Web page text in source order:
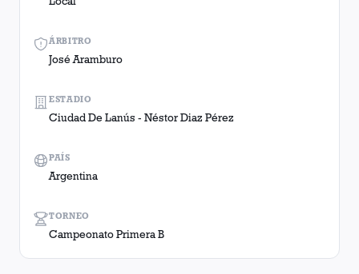
ÁRBITRO
José Aramburo
TORNEO
Campeonato Primera B
ESTADIO
Ciudad De Lanús - Néstor Diaz Pérez
PAÍS
Argentina